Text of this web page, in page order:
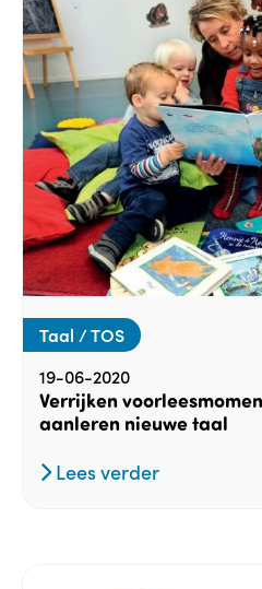
Taal / TOS
19-06-2020
Verrijken
aanleren nieuwe taal
Lees verder